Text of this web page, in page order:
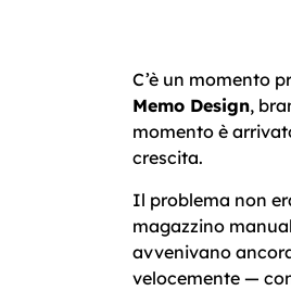
C’è un momento
Memo Design,
momento è
crescita.
Il problema non
magazzino
avvenivano
velocemente —